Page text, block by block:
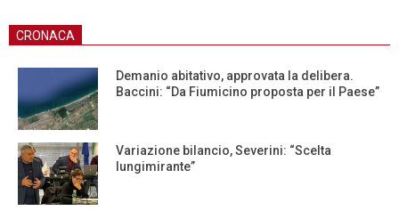
CRONACA
Demanio abitativo, approvata la delibera.
Baccini: “Da Fiumicino proposta per il Paese”
Variazione bilancio, Severini: “Scelta
lungimirante”